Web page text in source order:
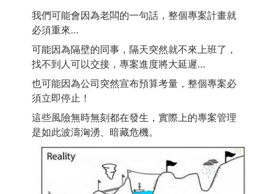
我們可能會因為老闆的一句話，整個專案計畫就
必須重來…
可能因為隔壁的同事，隔天突然就不來上班了，
找不到人可以交接，專案進度將大延遲…
也可能因為公司突然宣布預算考量，整個專案必
須立即停止！
這些風險無時無刻都在發生，實際上的專案管理
是如此波濤洶湧、暗藏危機。